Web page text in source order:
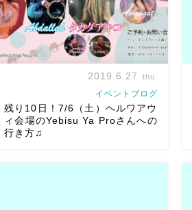
2019.6.27 thu.
イベントブログ
残り10日！7/6（土）ヘルワアウ
ィ会場のYebisu Ya Proさんへの
行き方♫